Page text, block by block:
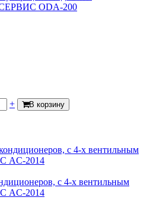
ODA-200
+ В корзину
c 4-х вентильным
AC-2014